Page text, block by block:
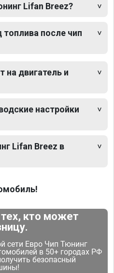
Lifan Breez?
топлива после чип
на двигатель и
настройки
Lifan Breez в
кто может
сети Евро Чип Тюнинг
в 50+ городах РФ
безопасный